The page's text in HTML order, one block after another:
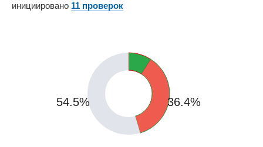
инициировано 11 проверок
36.4%
54.5%